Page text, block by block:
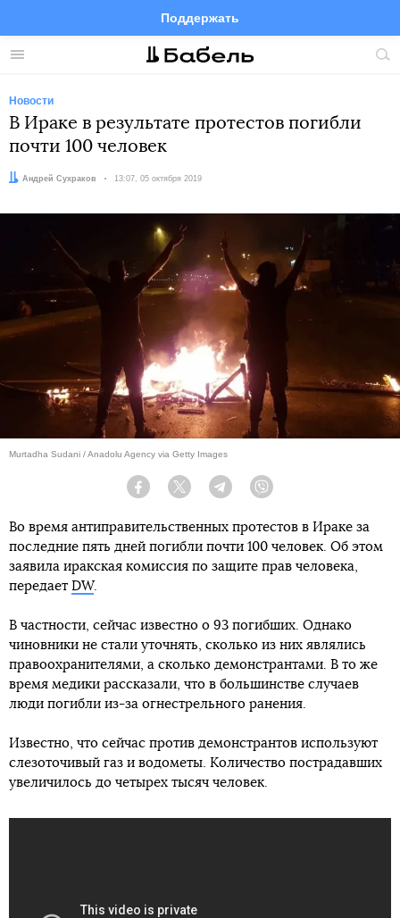
Меню
Поддержать
FacebookTelegramTwitter
Новости
В Ираке в результате протестов погибли
почти 100 человек
Автор:
Андрей Сухраков Дата:
13:07, 05 октября 2019
Murtadha Sudani / Anadolu Agency via Getty Images
Facebook Twitter Telegram
Во время антиправительственных протестов в Ираке за
последние пять дней погибли почти 100 человек. Об этом
заявила иракская комиссия по защите прав человека,
передает DW.
В частности, сейчас известно о 93 погибших. Однако
чиновники не стали уточнять, сколько из них являлись
правоохранителями, а сколько демонстрантами. В то же
время медики рассказали, что в большинстве случаев
люди погибли из-за огнестрельного ранения.
Известно, что сейчас против демонстрантов используют
слезоточивый газ и водометы. Количество пострадавших
увеличилось до четырех тысяч человек.